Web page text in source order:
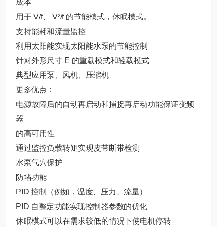
成本
用于 V/f、 V²/f 的节能模式，休眠模式。
支持能耗和流量监控
利用太阳能实现太阳能水泵的节能控制
针对外形尺寸 E 的重载模式和轻载模式
典型应用泵、风机、压缩机
更多优点：
电源故障后的自动再启动和捕捉再启动功能保证变频
器
的高可用性
通过监控负载转矩实现皮带断带检测
水泵气穴保护
防堵功能
PID 控制（例如，温度、压力、流量）
PID 自整定功能实现控制器参数的优化
休眠模式可以在需求较低的情况下使电机停转